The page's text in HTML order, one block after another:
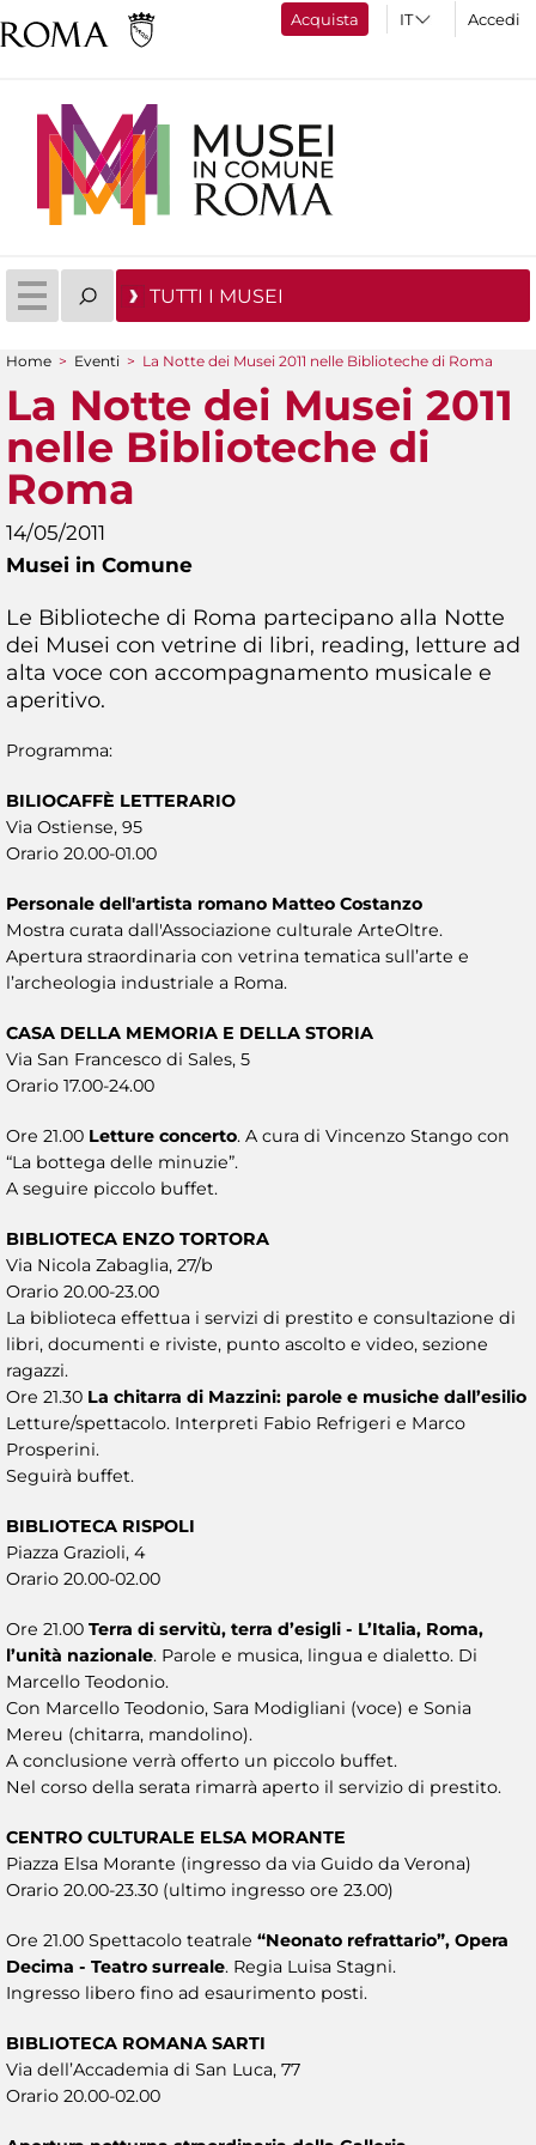
Acquista Accedi
TUTTI I MUSEI
Tu sei qui
Home > Eventi > La Notte dei Musei 2011 nelle Biblioteche di Roma
La Notte dei Musei 2011
nelle Biblioteche di
Roma
14/05/2011
Musei in Comune
Le Biblioteche di Roma partecipano alla Notte
dei Musei con vetrine di libri, reading, letture ad
alta voce con accompagnamento musicale e
aperitivo.
Programma:
BILIOCAFFÈ LETTERARIO
Via Ostiense, 95
Orario 20.00-01.00
Personale dell'artista romano Matteo Costanzo
Mostra curata dall'Associazione culturale ArteOltre.
Apertura straordinaria con vetrina tematica sull’arte e
l’archeologia industriale a Roma.
CASA DELLA MEMORIA E DELLA STORIA
Via San Francesco di Sales, 5
Orario 17.00-24.00
Ore 21.00 Letture concerto. A cura di Vincenzo Stango con
“La bottega delle minuzie”.
A seguire piccolo buffet.
BIBLIOTECA ENZO TORTORA
Via Nicola Zabaglia, 27/b
Orario 20.00-23.00
La biblioteca effettua i servizi di prestito e consultazione di
libri, documenti e riviste, punto ascolto e video, sezione
ragazzi.
Ore 21.30 La chitarra di Mazzini: parole e musiche dall’esilio
Letture/spettacolo. Interpreti Fabio Refrigeri e Marco
Prosperini.
Seguirà buffet.
BIBLIOTECA RISPOLI
Piazza Grazioli, 4
Orario 20.00-02.00
Ore 21.00 Terra di servitù, terra d’esigli - L’Italia, Roma,
l’unità nazionale. Parole e musica, lingua e dialetto. Di
Marcello Teodonio.
Con Marcello Teodonio, Sara Modigliani (voce) e Sonia
Mereu (chitarra, mandolino).
A conclusione verrà offerto un piccolo buffet.
Nel corso della serata rimarrà aperto il servizio di prestito.
CENTRO CULTURALE ELSA MORANTE
Piazza Elsa Morante (ingresso da via Guido da Verona)
Orario 20.00-23.30 (ultimo ingresso ore 23.00)
Ore 21.00 Spettacolo teatrale “Neonato refrattario”, Opera
Decima - Teatro surreale. Regia Luisa Stagni.
Ingresso libero fino ad esaurimento posti.
BIBLIOTECA ROMANA SARTI
Via dell’Accademia di San Luca, 77
Orario 20.00-02.00